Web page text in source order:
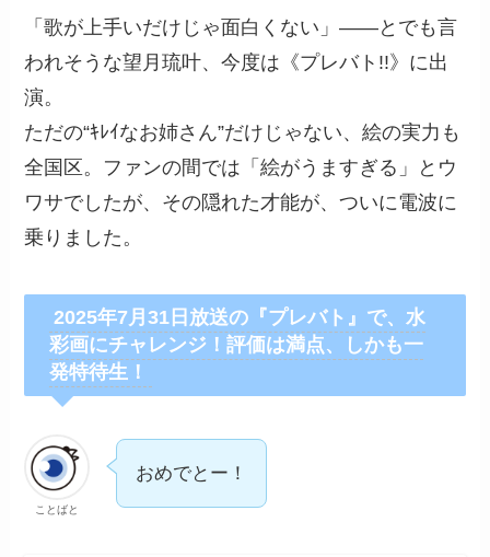
「歌が上手いだけじゃ面白くない」――とでも言
われそうな望月琉叶、今度は《プレバト!!》に出
演。
ただの“ｷﾚｲなお姉さん”だけじゃない、絵の実力も
全国区。ファンの間では「絵がうますぎる」とウ
ワサでしたが、その隠れた才能が、ついに電波に
乗りました。
2025年7月31日放送の『プレバト』で、水
彩画にチャレンジ！評価は満点、しかも一
発特待生！
ことばと
おめでとー！